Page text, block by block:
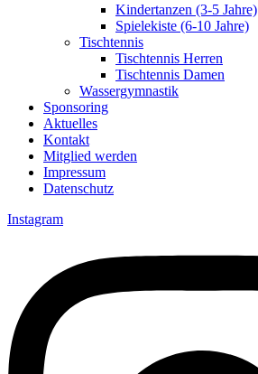
Kindertanzen (3-5 Jahre)
Spielekiste (6-10 Jahre)
Tischtennis
Tischtennis Herren
Tischtennis Damen
Wassergymnastik
Sponsoring
Aktuelles
Kontakt
Mitglied werden
Impressum
Datenschutz
Instagram